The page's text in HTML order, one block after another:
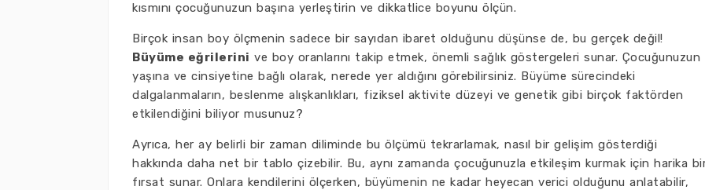
kısmını çocuğunuzun başına yerleştirin ve dikkatlice boyunu ölçün.
Birçok insan boy ölçmenin sadece bir sayıdan ibaret olduğunu düşünse de, bu gerçek değil!
Büyüme eğrilerini ve boy oranlarını takip etmek, önemli sağlık göstergeleri sunar. Çocuğunuzun
yaşına ve cinsiyetine bağlı olarak, nerede yer aldığını görebilirsiniz. Büyüme sürecindeki
dalgalanmaların, beslenme alışkanlıkları, fiziksel aktivite düzeyi ve genetik gibi birçok faktörden
etkilendiğini biliyor musunuz?
Ayrıca, her ay belirli bir zaman diliminde bu ölçümü tekrarlamak, nasıl bir gelişim gösterdiği
hakkında daha net bir tablo çizebilir. Bu, aynı zamanda çocuğunuzla etkileşim kurmak için harika
fırsat sunar. Onlara kendilerini ölçerken, büyümenin ne kadar heyecan verici olduğunu anlatabilir,